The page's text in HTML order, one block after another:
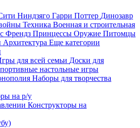
Ниндзяго Гарри Поттер Динозавр
Техника Военная и строительная
Френдз Принцессы Оружие Питомцы
Архитектура Еще категории
для всей семьи Доски для
настольные игры
Наборы для творчества
на р/у
Конструкторы на